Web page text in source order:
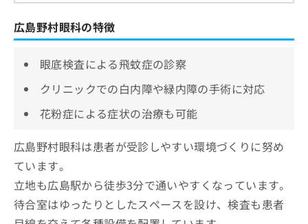
広島野村眼科の特徴
眼底検査による飛蚊症の診察
クリニックでの白内障や緑内障の手術に対応
花粉症による症状の治療も可能
広島野村眼科は患者が受診しやすい環境づくりに努め
ています。
立地も広島駅から徒歩3分で通いやすくなっています。
待合室はゆったりとしたスペースを設け、検査も患者